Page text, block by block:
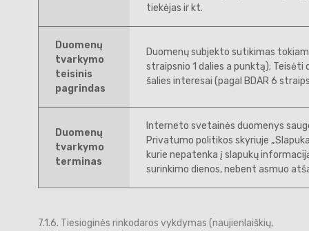
tiekėjas ir kt.
Duomenų
tvarkymo
teisinis
pagrindas
Duomenų subjekto sutikimas
straipsnio 1 dalies a punktą);
šalies interesai (pagal BDAR 6
Duomenų
tvarkymo
terminas
Interneto svetainės duomenys
Privatumo politikos skyriuje
kurie nepatenka į slapukų
surinkimo dienos, nebent asmuo
7.1.6. Tiesioginės rinkodaros vykdymas (naujienlaiškių,